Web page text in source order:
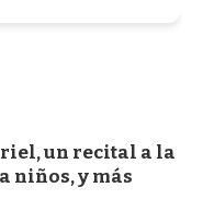
un recital a la
niños, y más